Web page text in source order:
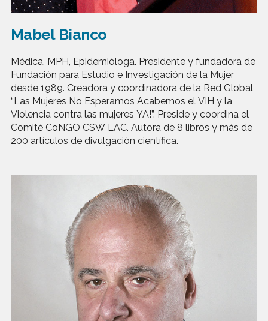
Mabel Bianco
Médica, MPH, Epidemióloga. Presidente y fundadora de
Fundación para Estudio e Investigación de la Mujer
desde 1989. Creadora y coordinadora de la Red Global
“Las Mujeres No Esperamos Acabemos el VIH y la
Violencia contra las mujeres YA!”. Preside y coordina el
Comité CoNGO CSW LAC. Autora de 8 libros y más de
200 artículos de divulgación científica.